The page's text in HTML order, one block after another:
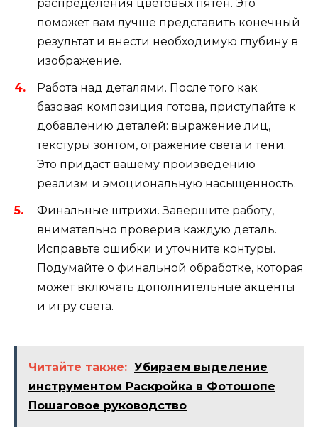
распределения цветовых пятен. Это
поможет вам лучше представить конечный
результат и внести необходимую глубину в
изображение.
Работа над деталями. После того как
базовая композиция готова, приступайте к
добавлению деталей: выражение лиц,
текстуры зонтом, отражение света и тени.
Это придаст вашему произведению
реализм и эмоциональную насыщенность.
Финальные штрихи. Завершите работу,
внимательно проверив каждую деталь.
Исправьте ошибки и уточните контуры.
Подумайте о финальной обработке, которая
может включать дополнительные акценты
и игру света.
Читайте также: Убираем выделение
инструментом Раскройка в Фотошопе
Пошаговое руководство